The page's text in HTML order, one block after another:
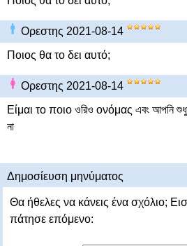
Ορεστης 2021-08-14
Ποιος θα το δει αυτό;
Ορεστης 2021-08-14
Είμαι το ποιο ওরিও ονόμας এবং আপনি
না
Δημοσίευση μηνύματος
Θα ήθελες να κάνεις ένα σχόλιο;
πάτησε επόμενο: